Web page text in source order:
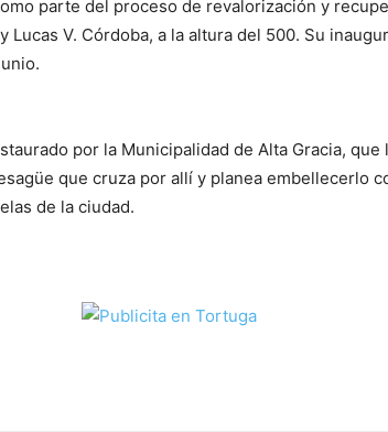
parte del proceso de revalorización y
Lucas V. Córdoba, a la altura del 500. Su
por la Municipalidad de Alta Gracia, que
que cruza por allí y planea embellecerlo
de la ciudad.